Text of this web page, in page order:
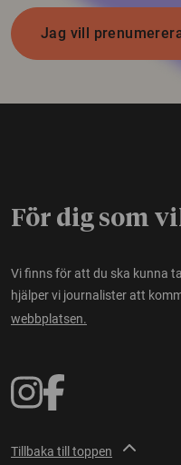
Jag vill
För dig som
Vi finns för att du ska kunna
hjälper vi journalister att
webbplatsen.
Tillbaka till toppen